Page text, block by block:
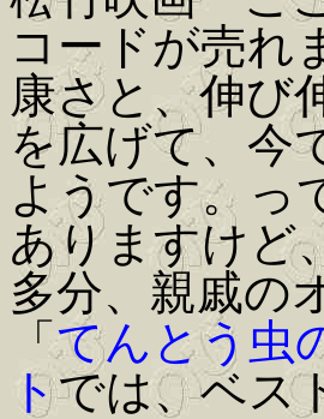
コードが売れ
康さと、伸び
を広げて、今
ようです。っ
ありますけど
多分、親戚の
「てんとう虫
トでは、ベス